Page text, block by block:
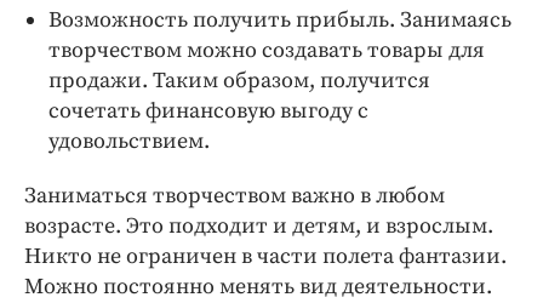
Возможность получить прибыль. Занимаясь
творчеством можно создавать товары для
продажи. Таким образом, получится
сочетать финансовую выгоду с
удовольствием.
Заниматься творчеством важно в любом
возрасте. Это подходит и детям, и взрослым.
Никто не ограничен в части полета фантазии.
Можно постоянно менять вид деятельности.